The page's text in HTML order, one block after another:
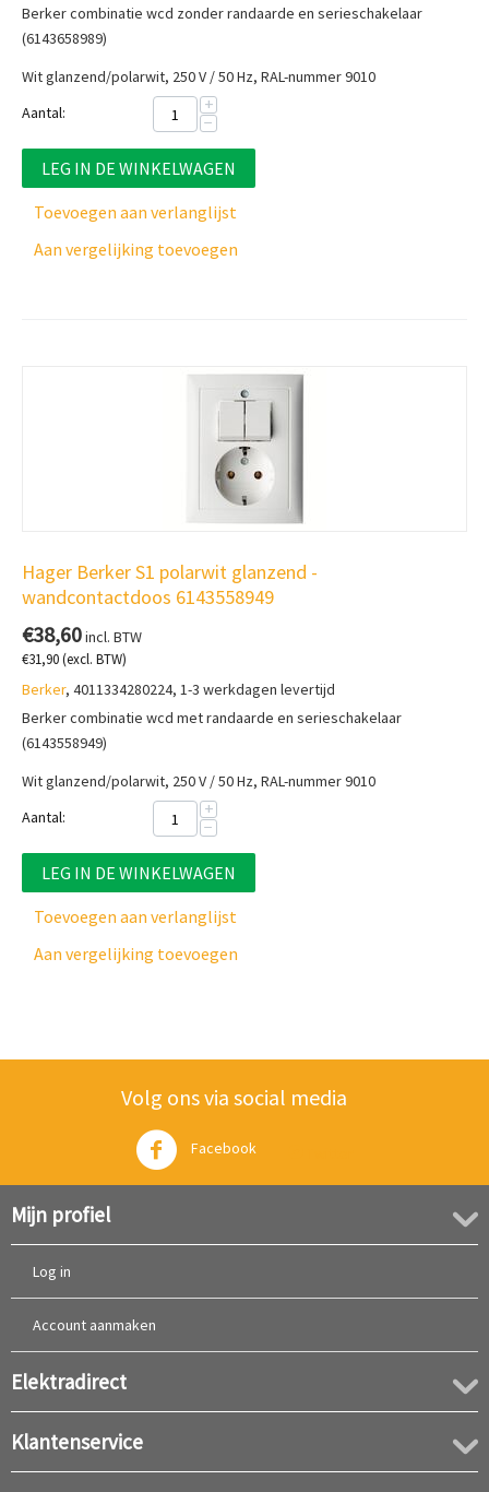
Berker combinatie wcd zonder randaarde en serieschakelaar
(6143658989)
Wit glanzend/polarwit, 250 V / 50 Hz, RAL-nummer 9010
Aantal:
+
−
LEG IN DE WINKELWAGEN
Toevoegen aan verlanglijst
Aan vergelijking toevoegen
Hager Berker S1 polarwit glanzend -
wandcontactdoos 6143558949
€38,60incl. BTW
€31,90(excl. BTW)
Berker, 4011334280224, 1-3 werkdagen levertijd
Berker combinatie wcd met randaarde en serieschakelaar
(6143558949)
Wit glanzend/polarwit, 250 V / 50 Hz, RAL-nummer 9010
Aantal:
+
−
LEG IN DE WINKELWAGEN
Toevoegen aan verlanglijst
Aan vergelijking toevoegen
Volg ons via social media
Facebook
Mijn profiel
Log in
Account aanmaken
Elektradirect
Klantenservice